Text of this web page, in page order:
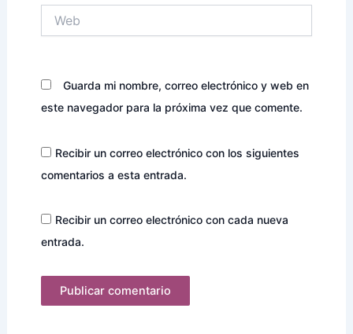
Guarda mi nombre, correo electrónico y web en
este navegador para la próxima vez que comente.
Recibir un correo electrónico con los siguientes
comentarios a esta entrada.
Recibir un correo electrónico con cada nueva
entrada.